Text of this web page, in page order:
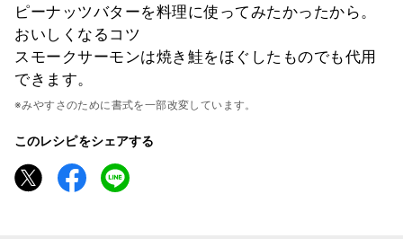
ピーナッツバターを料理に使ってみたかったから。
おいしくなるコツ
スモークサーモンは焼き鮭をほぐしたものでも代用
できます。
※みやすさのために書式を一部改変しています。
このレシピをシェアする